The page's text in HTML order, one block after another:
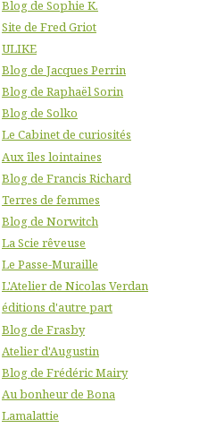
Blog de Sophie K.
Site de Fred Griot
ULIKE
Blog de Jacques Perrin
Blog de Raphaël Sorin
Blog de Solko
Le Cabinet de curiosités
Aux îles lointaines
Blog de Francis Richard
Terres de femmes
Blog de Norwitch
La Scie rêveuse
Le Passe-Muraille
L'Atelier de Nicolas Verdan
éditions d'autre part
Blog de Frasby
Atelier d'Augustin
Blog de Frédéric Mairy
Au bonheur de Bona
Lamalattie